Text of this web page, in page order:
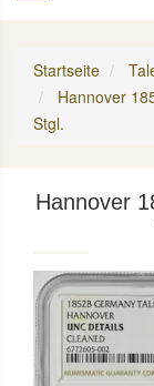
Startseite
Hannover
Stgl.
Hannover